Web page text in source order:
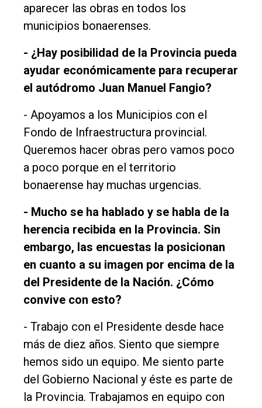
aparecer las obras en todos los
municipios bonaerenses.
- ¿Hay posibilidad de la Provincia pueda
ayudar económicamente para recuperar
el autódromo Juan Manuel Fangio?
- Apoyamos a los Municipios con el
Fondo de Infraestructura provincial.
Queremos hacer obras pero vamos poco
a poco porque en el territorio
bonaerense hay muchas urgencias.
- Mucho se ha hablado y se habla de la
herencia recibida en la Provincia. Sin
embargo, las encuestas la posicionan
en cuanto a su imagen por encima de la
del Presidente de la Nación. ¿Cómo
convive con esto?
- Trabajo con el Presidente desde hace
más de diez años. Siento que siempre
hemos sido un equipo. Me siento parte
del Gobierno Nacional y éste es parte de
la Provincia. Trabajamos en equipo con